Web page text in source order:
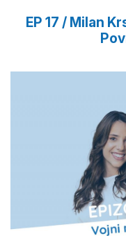
EP 17 / Milan